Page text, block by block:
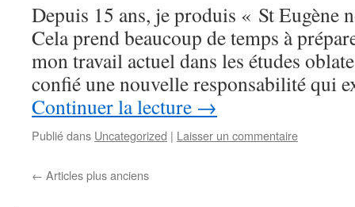
Depuis 15 ans, je produis « St Eugène
Cela prend beaucoup de temps à
mon travail actuel dans les études
confié une nouvelle responsabilité qui
Continuer la lecture →
Publié dans Uncategorized | Laisser un commentaire
← Articles plus anciens